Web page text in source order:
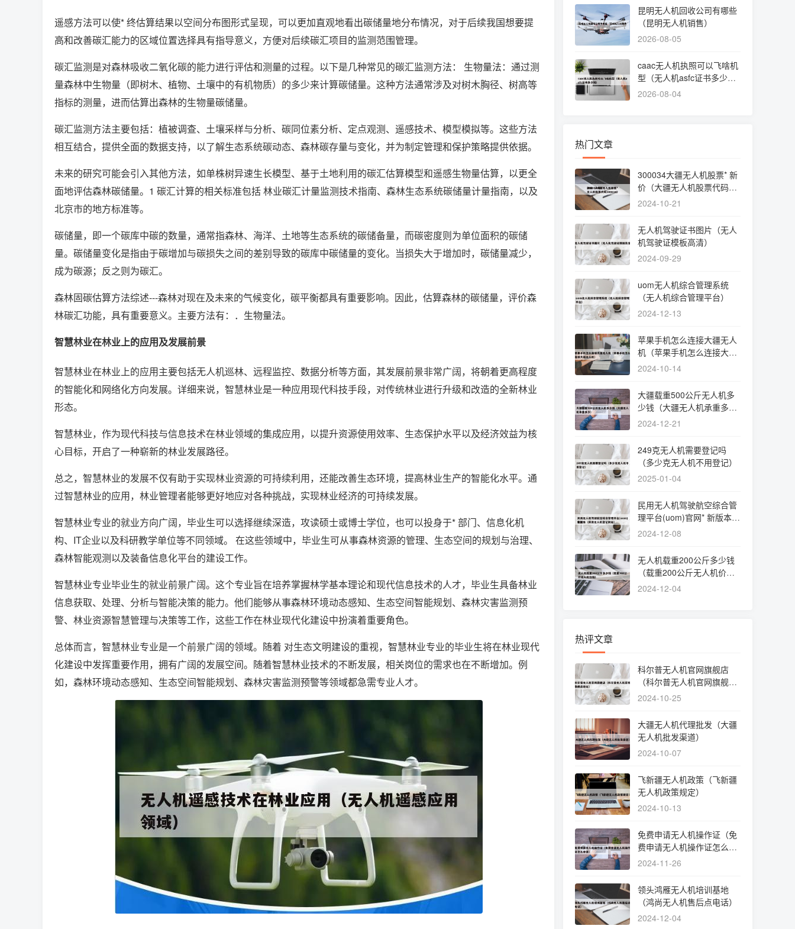
遥感方法可以使* 终估算结果以空间分布图形式呈现，可以更加直观地看出碳储量地分布情况，对于后续我国想要提
高和改善碳汇能力的区域位置选择具有指导意义，方便对后续碳汇项目的监测范围管理。
碳汇监测是对森林吸收二氧化碳的能力进行评估和测量的过程。以下是几种常见的碳汇监测方法： 生物量法：通过测
量森林中生物量（即树木、植物、土壤中的有机物质）的多少来计算碳储量。这种方法通常涉及对树木胸径、树高等
指标的测量，进而估算出森林的生物量碳储量。
碳汇监测方法主要包括：植被调查、土壤采样与分析、碳同位素分析、定点观测、遥感技术、模型模拟等。这些方法
相互结合，提供全面的数据支持，以了解生态系统碳动态、森林碳存量与变化，并为制定管理和保护策略提供依据。
未来的研究可能会引入其他方法，如单株树异速生长模型、基于土地利用的碳汇估算模型和遥感生物量估算，以更全
面地评估森林碳储量。1 碳汇计算的相关标准包括 林业碳汇计量监测技术指南、森林生态系统碳储量计量指南，以及
北京市的地方标准等。
碳储量，即一个碳库中碳的数量，通常指森林、海洋、土地等生态系统的碳储备量，而碳密度则为单位面积的碳储
量。碳储量变化是指由于碳增加与碳损失之间的差别导致的碳库中碳储量的变化。当损失大于增加时，碳储量减少，
成为碳源；反之则为碳汇。
森林固碳估算方法综述---森林对现在及未来的气候变化，碳平衡都具有重要影响。因此，估算森林的碳储量，评价森
林碳汇功能，具有重要意义。主要方法有：．生物量法。
智慧林业在林业上的应用及发展前景
智慧林业在林业上的应用主要包括无人机巡林、远程监控、数据分析等方面，其发展前景非常广阔，将朝着更高程度
的智能化和网络化方向发展。详细来说，智慧林业是一种应用现代科技手段，对传统林业进行升级和改造的全新林业
形态。
智慧林业，作为现代科技与信息技术在林业领域的集成应用，以提升资源使用效率、生态保护水平以及经济效益为核
心目标，开启了一种崭新的林业发展路径。
总之，智慧林业的发展不仅有助于实现林业资源的可持续利用，还能改善生态环境，提高林业生产的智能化水平。通
过智慧林业的应用，林业管理者能够更好地应对各种挑战，实现林业经济的可持续发展。
智慧林业专业的就业方向广阔，毕业生可以选择继续深造，攻读硕士或博士学位，也可以投身于* 部门、信息化机
构、IT企业以及科研教学单位等不同领域。 在这些领域中，毕业生可从事森林资源的管理、生态空间的规划与治理、
森林智能观测以及装备信息化平台的建设工作。
智慧林业专业毕业生的就业前景广阔。这个专业旨在培养掌握林学基本理论和现代信息技术的人才，毕业生具备林业
信息获取、处理、分析与智能决策的能力。他们能够从事森林环境动态感知、生态空间智能规划、森林灾害监测预
警、林业资源智慧管理与决策等工作，这些工作在林业现代化建设中扮演着重要角色。
总体而言，智慧林业专业是一个前景广阔的领域。随着 对生态文明建设的重视，智慧林业专业的毕业生将在林业现代
化建设中发挥重要作用，拥有广阔的发展空间。随着智慧林业技术的不断发展，相关岗位的需求也在不断增加。例
如，森林环境动态感知、生态空间智能规划、森林灾害监测预警等领域都急需专业人才。
昆明无人机回收公司有哪些
（昆明无人机销售）
2026-08-05
caac无人机执照可以飞啥机
型（无人机asfc证书多少
钱）
2026-08-04
热门文章
300034大疆无人机股票* 新
价（大疆无人机股票代码30
0034）
2024-10-21
无人机驾驶证书图片（无人
机驾驶证模板高清）
2024-09-29
uom无人机综合管理系统
（无人机综合管理平台）
2024-12-13
苹果手机怎么连接大疆无人
机（苹果手机怎么连接大疆
无人机）
2024-10-14
大疆载重500公斤无人机多
少钱（大疆无人机承重多
少）
2024-12-21
249克无人机需要登记吗
（多少克无人机不用登记）
2025-01-04
民用无人机驾驶航空综合管
理平台(uom)官网* 新版本
（民用无人机登记网站）
2024-12-08
无人机载重200公斤多少钱
（载重200公斤无人机价
格）
2024-12-04
热评文章
科尔普无人机官网旗舰店
（科尔普无人机官网旗舰店
地址）
2024-10-25
大疆无人机代理批发（大疆
无人机批发渠道）
2024-10-07
飞新疆无人机政策（飞新疆
无人机政策规定）
2024-10-13
免费申请无人机操作证（免
费申请无人机操作证怎么申
请）
2024-11-26
领头鸿雁无人机培训基地
（鸿尚无人机售后点电话）
2024-12-04